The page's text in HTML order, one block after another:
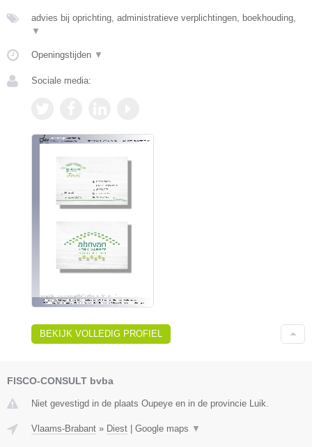
advies bij oprichting, administratieve verplichtingen, boekhouding,
▼
Openingstijden ▼
Sociale media:
BEKIJK VOLLEDIG PROFIEL
FISCO-CONSULT bvba
Niet gevestigd in de plaats Oupeye en in de provincie Luik.
Vlaams-Brabant » Diest Google maps ▼